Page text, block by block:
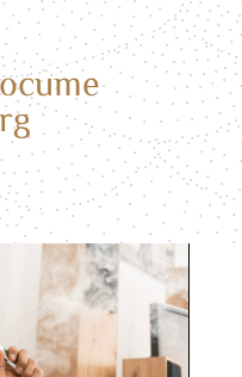
la cigarette
savoir
la
tabac et le
populaire au